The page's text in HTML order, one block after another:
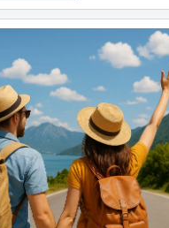
Privé
Rixos
Saadiyat
Island
Tui.com
DE